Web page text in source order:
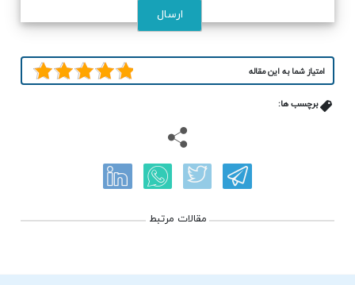
امتیاز شما به این مقاله
برچسب ها:
مقالات مرتبط